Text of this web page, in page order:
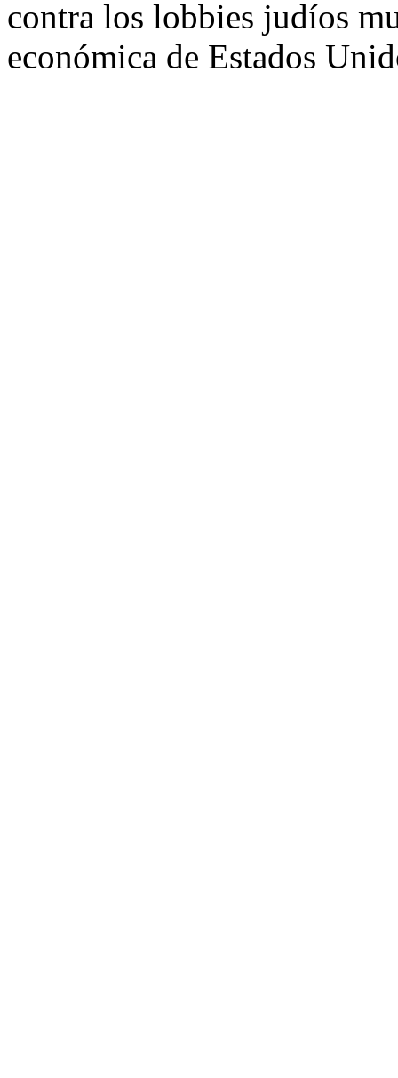
contra los lobbies judíos
económica de Estados